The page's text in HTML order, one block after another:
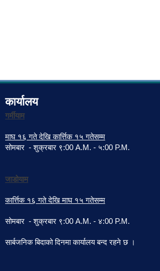
कार्यालय
गर्मीयाम
माघ १६ गते देखि कार्त्तिक १५ गतेसम्म
सोमबार - शुक्रबार ९:00 A.M. - ५:00 P.M.
जाडोयाम
कार्त्तिक १६ गते देखि माघ १५ गतेसम्म
सोमबार - शुक्रबार ९:00 A.M. - ४:00 P.M.
सार्बजनिक बिदाको दिनमा कार्यालय बन्द रहने छ ।